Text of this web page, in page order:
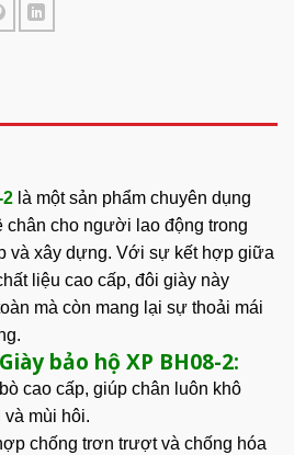
2 là một sản phẩm chuyên dụng
chân cho người lao động trong
và xây dựng. Với sự kết hợp giữa
liệu cao cấp, đôi giày này
mà còn mang lại sự thoải mái
bảo hộ XP BH08-2:
cao cấp, giúp chân luôn khô
và mùi hôi.
chống trơn trượt và chống hóa